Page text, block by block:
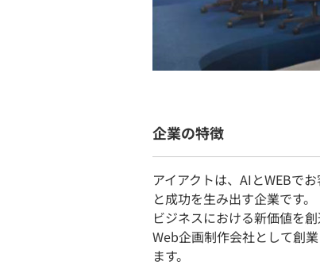
企業の特徴
アイアクトは、AIとWEBで
と成功を生み出す企業です。
ビジネスにおける新価値を
Web企画制作会社として創
ます。